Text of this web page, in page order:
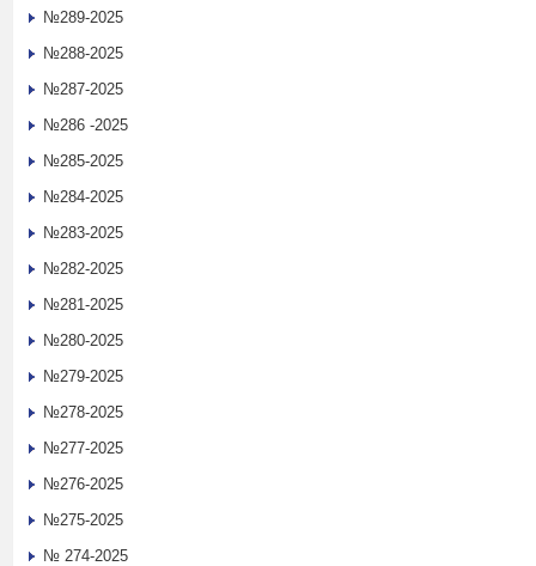
№289-2025
№288-2025
№287-2025
№286 -2025
№285-2025
№284-2025
№283-2025
№282-2025
№281-2025
№280-2025
№279-2025
№278-2025
№277-2025
№276-2025
№275-2025
№ 274-2025